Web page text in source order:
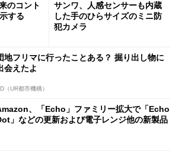
のコント
する
サンワ、人感センサーも内蔵
した手のひらサイズのミニ防
犯カメラ
地フリマに行ったことある？ 掘り出し物に
会えたよ
（UR都市機構）
、「Echo」ファミリー拡大で「Echo
」などの更新および電子レンジ他の新製品